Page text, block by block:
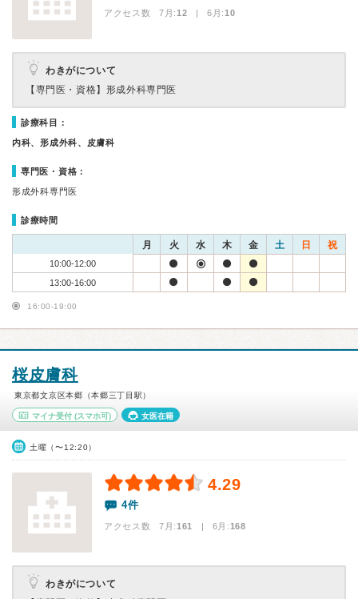
アクセス数 7月:12 | 6月:10
わきがについて
【専門医・資格】 形成外科専門医
診療科目：
内科、形成外科、皮膚科
専門医・資格：
形成外科専門医
診療時間
月 火 水 木 金 土 日 祝
10:00-12:00
13:00-16:00
16:00-19:00
桜皮膚科
東京都文京区本郷（本郷三丁目駅）
マイナ受付 (スマホ可) 女医在籍
土曜（〜12:20）
4.29
4件
アクセス数 7月:161 | 6月:168
わきがについて